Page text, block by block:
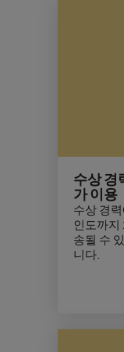
수상 경
가 이용
수상 경
인도까지
송될 수
니다.